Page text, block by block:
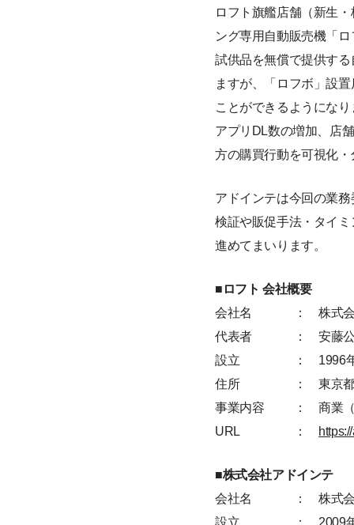
ロフト旗艦店舗（新生
ング専用自動販売機「
試供品を無償で提供す
ますが、「ロフボ」設
ことができるようにな
アプリDL数の増加、店
方の購買行動を可視化
アドインテは今回の業
検証や販促手法・タイ
進めてまいります。
■ロフト 会社概要
会社名
： 株式
代表者
： 安藤
設立
： 1996
住所
： 東京
事業内容
： 商業
URL
：
■株式会社アドインテ
会社名
： 株式
設立
： 2009